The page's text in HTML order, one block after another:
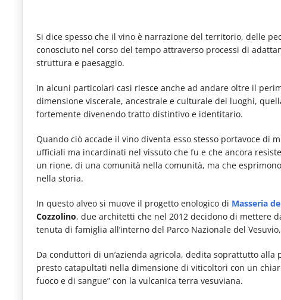
Si dice spesso che il vino è narrazione del territorio, delle
conosciuto nel corso del tempo attraverso processi di
struttura e paesaggio.
In alcuni particolari casi riesce anche ad andare oltre il
dimensione viscerale, ancestrale e culturale dei luoghi,
fortemente divenendo tratto distintivo e identitario.
Quando ciò accade il vino diventa esso stesso portavoce di
ufficiali ma incardinati nel vissuto che fu e che ancora
un rione, di una comunità nella comunità, ma che
nella storia.
In questo alveo si muove il progetto enologico di Masseria
Cozzolino, due architetti che nel 2012 decidono di mettere
tenuta di famiglia all’interno del Parco Nazionale del
Da conduttori di un’azienda agricola, dedita soprattutto
presto catapultati nella dimensione di viticoltori con un
fuoco e di sangue” con la vulcanica terra vesuviana.